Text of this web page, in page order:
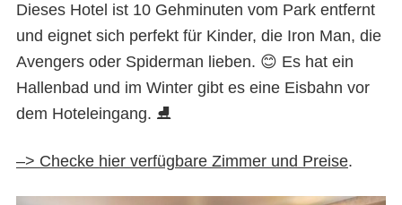
Dieses Hotel ist 10 Gehminuten vom Park entfernt
und eignet sich perfekt für Kinder, die Iron Man, die
Avengers oder Spiderman lieben. 😊 Es hat ein
Hallenbad und im Winter gibt es eine Eisbahn vor
dem Hoteleingang. ⛸
–> Checke hier verfügbare Zimmer und Preise.